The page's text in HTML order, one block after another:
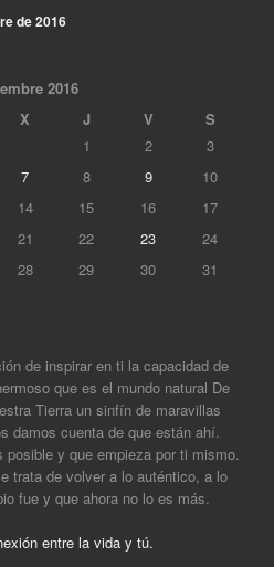
de 2016
2016
X J V S
1 2
3
7 8 9
10
14 15 16
17
21 22 23
24
28 29 30 31
de inspirar en ti la capacidad de
que es el mundo natural De
Tierra un sinfín de maravillas
damos cuenta de que están ahí.
posible y que empieza por ti mismo.
trata de volver a lo auténtico, a lo
fue y que ahora no lo es más.
entre la vida y tú.